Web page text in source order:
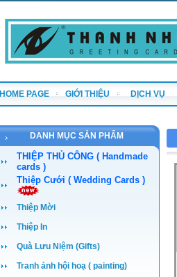
HOME PAGE GIỚI THIỆU DỊCH VỤ
DANH MỤC SẢN PHẨM
THIỆP THỦ CÔNG ( Handmade
cards )
Thiệp Cưới ( Wedding Cards )
Thiệp Mời
Thiệp In
Quà Lưu Niệm (Gifts)
Tranh ảnh hội hoạ ( painting)